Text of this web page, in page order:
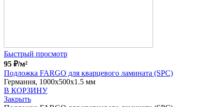
Быстрый просмотр
95 ₽/м²
Подложка FARGO для кварцевого ламината (SPC)
Германия, 1000x500x1.5 мм
В КОРЗИНУ
Закрыть